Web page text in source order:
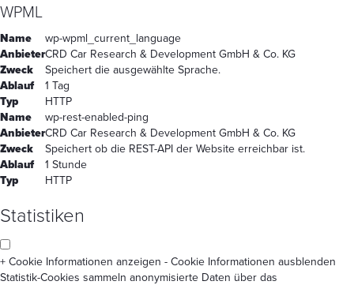
WPML
Name
wp-wpml_current_language
AnbieterCRD Car Research & Development GmbH & Co. KG
Zweck
Speichert die ausgewählte Sprache.
Ablauf
1 Tag
Typ
HTTP
Name
wp-rest-enabled-ping
AnbieterCRD Car Research & Development GmbH & Co. KG
Zweck
Speichert ob die REST-API der Website erreichbar ist.
Ablauf
1 Stunde
Typ
HTTP
Statistiken
+ Cookie Informationen anzeigen - Cookie Informationen ausblenden
Statistik-Cookies sammeln anonymisierte Daten über das